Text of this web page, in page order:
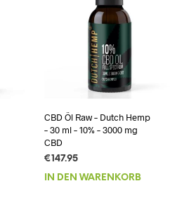
CBD Öl Raw – Dutch Hemp
– 30 ml – 10% – 3000 mg
CBD
€147.95
IN DEN WARENKORB